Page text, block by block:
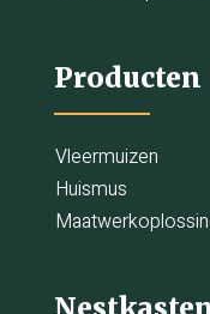
Producten
Vleermuizen
Huismus